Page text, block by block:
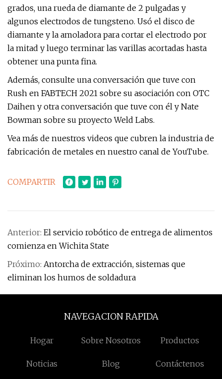
grados, una rueda de diamante de 2 pulgadas y
algunos electrodos de tungsteno. Usó el disco de
diamante y la amoladora para cortar el electrodo por
la mitad y luego terminar las varillas acortadas hasta
obtener una punta fina.
Además, consulte una conversación que tuve con
Rush en FABTECH 2021 sobre su asociación con OTC
Daihen y otra conversación que tuve con él y Nate
Bowman sobre su proyecto Weld Labs.
Vea más de nuestros videos que cubren la industria de
fabricación de metales en nuestro canal de YouTube.
COMPARTIR
Anterior: El servicio robótico de entrega de alimentos
comienza en Wichita State
Próximo: Antorcha de extracción, sistemas que
eliminan los humos de soldadura
NAVEGACION RAPIDA
Hogar Sobre Nosotros Productos
Noticias Blog Contáctenos